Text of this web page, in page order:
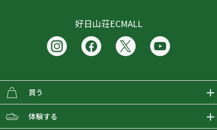
好日山荘ECMALL
買う
ECMALLの商品をさがす
体験する